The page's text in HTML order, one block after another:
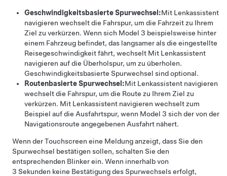
Geschwindigkeitsbasierte Spurwechsel:Mit Lenkassistent
navigieren wechselt die Fahrspur, um die Fahrzeit zu Ihrem
Ziel zu verkürzen. Wenn sich Model 3 beispielsweise hinter
einem Fahrzeug befindet, das langsamer als die eingestellte
Reisegeschwindigkeit fährt, wechselt Mit Lenkassistent
navigieren auf die Überholspur, um zu überholen.
Geschwindigkeitsbasierte Spurwechsel sind optional.
Routenbasierte Spurwechsel:Mit Lenkassistent navigieren
wechselt die Fahrspur, um die Route zu Ihrem Ziel zu
verkürzen. Mit Lenkassistent navigieren wechselt zum
Beispiel auf die Ausfahrtspur, wenn Model 3 sich der von der
Navigationsroute angegebenen Ausfahrt nähert.
Wenn derTouchscreen eine Meldung anzeigt, dass Sie den
Spurwechsel bestätigen sollen, schalten Sie den
entsprechenden Blinker ein. Wenn innerhalb von
3 Sekunden keine Bestätigung des Spurwechsels erfolgt,